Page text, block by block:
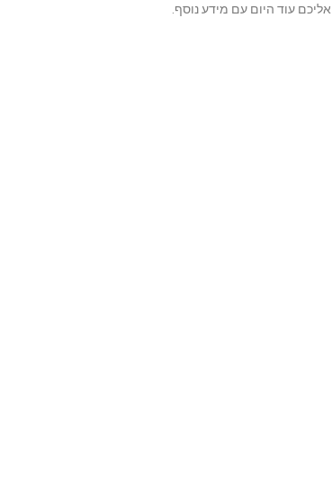
עוד היום עם מידע נוסף.